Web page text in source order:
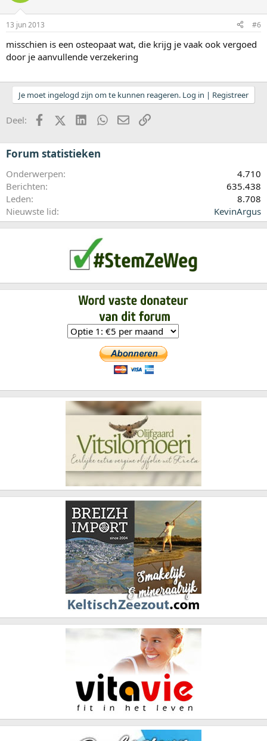
13 jun 2013 #6
misschien is een osteopaat wat, die krijg je vaak ook vergoed
door je aanvullende verzekering
Je moet ingelogd zijn om te kunnen reageren. Log in | Registreer
Deel: FacebookX (Twitter)LinkedInWhatsApp
E-mailkoppeling
Forum statistieken
Onderwerpen
4.710
Berichten
635.438
Leden
8.708
Nieuwste lid
KevinArgus